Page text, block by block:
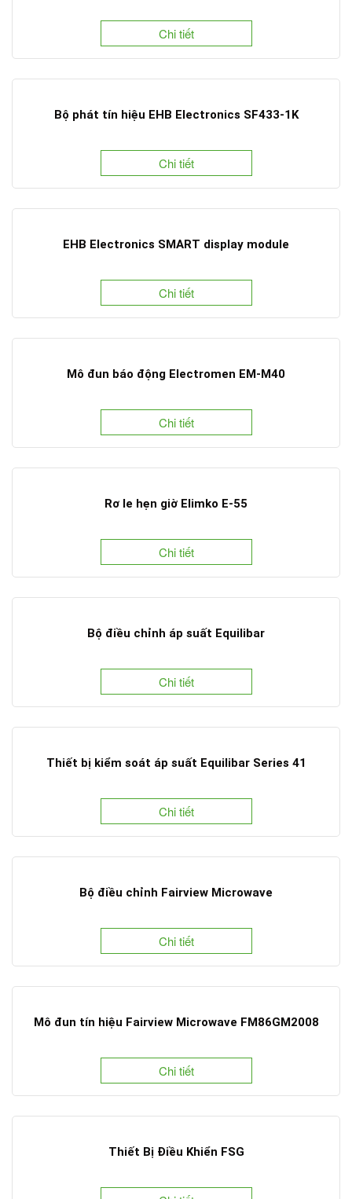
Chi tiết
Bộ phát tín hiệu EHB Electronics SF433-1K
Chi tiết
EHB Electronics SMART display module
Chi tiết
Mô đun báo động Electromen EM-M40
Chi tiết
Rơ le hẹn giờ Elimko E-55
Chi tiết
Bộ điều chỉnh áp suất Equilibar
Chi tiết
Thiết bị kiểm soát áp suất Equilibar Series 41
Chi tiết
Bộ điều chỉnh Fairview Microwave
Chi tiết
Mô đun tín hiệu Fairview Microwave FM86GM2008
Chi tiết
Thiết Bị Điều Khiển FSG